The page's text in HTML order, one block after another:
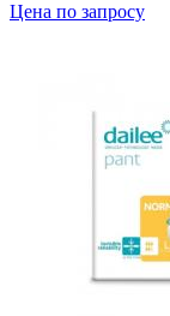
Цена по запросу